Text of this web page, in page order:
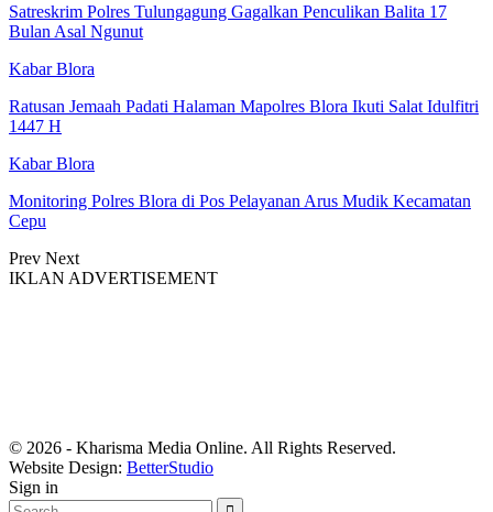
Satreskrim Polres Tulungagung Gagalkan Penculikan Balita 17
Bulan Asal Ngunut
Kabar Blora
Ratusan Jemaah Padati Halaman Mapolres Blora Ikuti Salat Idulfitri
1447 H
Kabar Blora
Monitoring Polres Blora di Pos Pelayanan Arus Mudik Kecamatan
Cepu
Prev Next
IKLAN ADVERTISEMENT
© 2026 - Kharisma Media Online. All Rights Reserved.
Website Design: BetterStudio
Sign in